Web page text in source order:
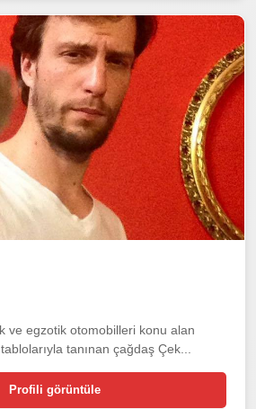
ve egzotik otomobilleri konu alan
tanınan çağdaş Çek...
Profili görüntüle